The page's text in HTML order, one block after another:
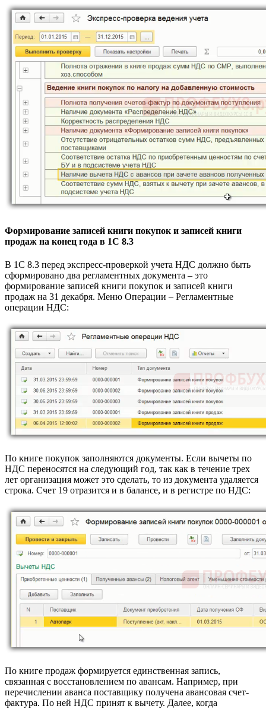
Формирование записей книги покупок и записей книги
продаж на конец года в 1С 8.3
В 1С 8.3 перед экспресс-проверкой учета НДС должно быть
сформировано два регламентных документа – это
формирование записей книги покупок и записей книги
продаж на 31 декабря. Меню Операции – Регламентные
операции НДС:
По книге покупок заполняются документы. Если вычеты по
НДС переносятся на следующий год, так как в течение трех
лет организация может это сделать, то из документа удаляется
строка. Счет 19 отразится и в балансе, и в регистре по НДС:
По книге продаж формируется единственная запись,
связанная с восстановлением по авансам. Например, при
перечислении аванса поставщику получена авансовая счет-
фактура. По ней НДС принят к вычету. Далее, когда